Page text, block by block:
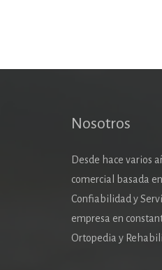
Nosotros
Desde hace varios
comercial basada
Confiabilidad y
empresa en
Ortopedia y